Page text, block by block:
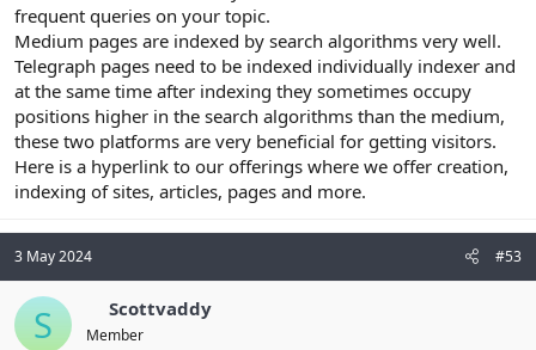
frequent queries on your topic.
Medium pages are indexed by search algorithms very well.
Telegraph pages need to be indexed individually indexer and
at the same time after indexing they sometimes occupy
positions higher in the search algorithms than the medium,
these two platforms are very beneficial for getting visitors.
Here is a hyperlink to our offerings where we offer creation,
indexing of sites, articles, pages and more.
3 May 2024 #53
S Scottvaddy
Member